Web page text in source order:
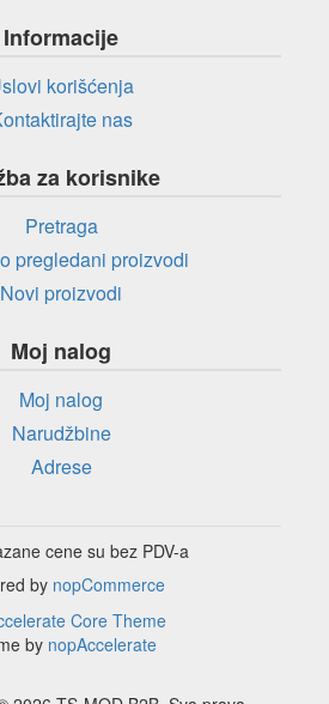
Informacije
korišćenja
nas
za korisnike
Pretraga
pregledani proizvodi
Novi proizvodi
Moj nalog
Moj nalog
Narudžbine
Adrese
cene su bez PDV-a
by nopCommerce
Core Theme
by nopAccelerate